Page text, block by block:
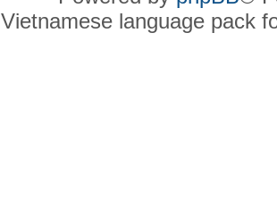
Vietnamese language pack